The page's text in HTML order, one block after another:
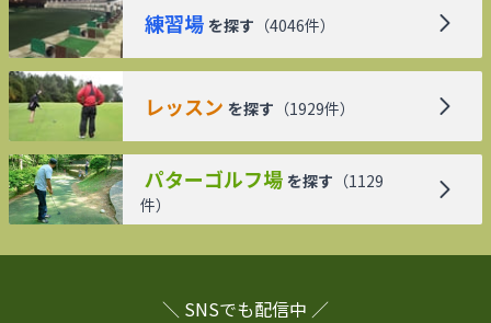
練習場 を探す （4046件）
レッスン を探す （1929件）
パターゴルフ場 を探す （1129
件）
＼ SNSでも配信中 ／